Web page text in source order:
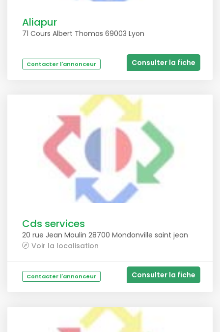
Aliapur
71 Cours Albert Thomas 69003 Lyon
Contacter l'annonceur Consulter la fiche
Cds services
20 rue Jean Moulin 28700 Mondonville saint jean
Voir la localisation
Contacter l'annonceur Consulter la fiche